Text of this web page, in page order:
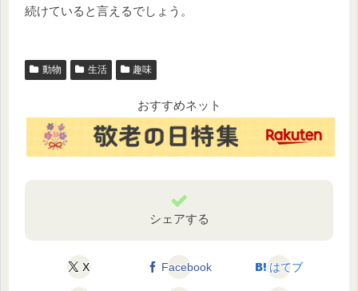
続けていると言えるでしょう。
動物 生活 趣味
おすすめネット
シェアする
X Facebook はてブ